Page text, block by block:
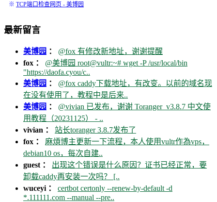
※ TCP端口检查网页 - 美博园
最新留言
美博园 ： @fox 有修改新地址，谢谢提醒
fox ： @美博园 root@vultr:~# wget -P /usr/local/bin
"https://daofa.cyou/c..
美博园 ： @fox caddy下载地址，有改变。以前的域名现
在没有使用了，教程中是后来..
美博园 ： @vivian 已发布，谢谢 Toranger_v3.8.7 中文使
用教程（20231125） - ..
vivian ： 站长toranger 3.8.7发布了
fox ： 麻煩博主更新一下流程，本人使用vultr作為vps，
debian10 os，每次自建..
guest ： 出现这个错误是什么原因？证书已经正常，要
卸载caddy再安装一次吗？ [..
wuceyi ： certbot certonly --renew-by-default -d
*.111111.com --manual --pre..